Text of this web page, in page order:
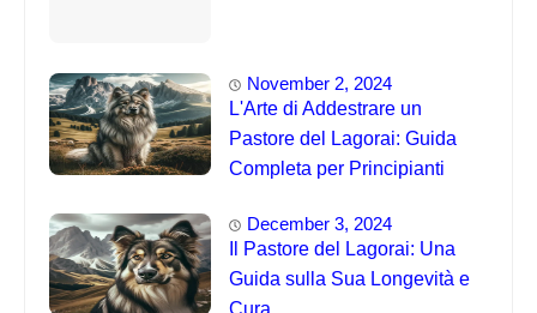
November 2, 2024
L'Arte di Addestrare un
Pastore del Lagorai: Guida
Completa per Principianti
December 3, 2024
Il Pastore del Lagorai: Una
Guida sulla Sua Longevità e